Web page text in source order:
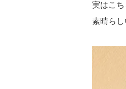
実はこち
素晴ら